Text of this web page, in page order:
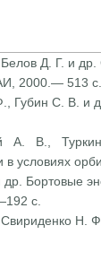
Д. Г. и др.
2000.— 513 с.
Губин С. В. и
Туркин И.
в условиях
Бортовые
с.